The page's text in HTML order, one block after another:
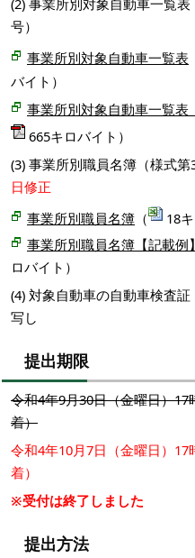
(2) 事業所別対象自動車一覧
号）
事業所別対象自動車一覧表
バイト）
事業所別対象自動車一覧表
665キロバイト）
(3) 事業所別職員名簿（様式第3
日修正
事業所別職員名簿 （
18
事業所別職員名簿【記載例】
ロバイト）
(4) 対象自動車の自動車検査
写し
提出期限
令和4年9月30日（金曜日）17
着）
令和4年10月7日（金曜日）17
着）
※受付は終了しました
提出方法